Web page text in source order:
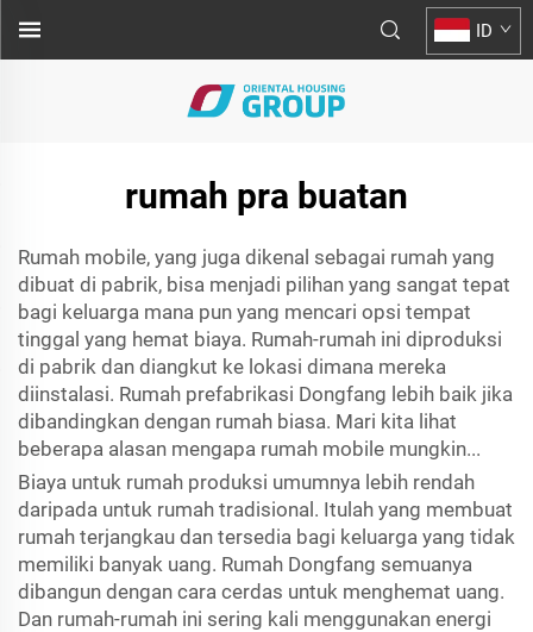
ID
rumah pra buatan
Rumah mobile, yang juga dikenal sebagai rumah yang
dibuat di pabrik, bisa menjadi pilihan yang sangat tepat
bagi keluarga mana pun yang mencari opsi tempat
tinggal yang hemat biaya. Rumah-rumah ini diproduksi
di pabrik dan diangkut ke lokasi dimana mereka
diinstalasi. Rumah prefabrikasi Dongfang lebih baik jika
dibandingkan dengan rumah biasa. Mari kita lihat
beberapa alasan mengapa rumah mobile mungkin...
Biaya untuk rumah produksi umumnya lebih rendah
daripada untuk rumah tradisional. Itulah yang membuat
rumah terjangkau dan tersedia bagi keluarga yang tidak
memiliki banyak uang. Rumah Dongfang semuanya
dibangun dengan cara cerdas untuk menghemat uang.
Dan rumah-rumah ini sering kali menggunakan energi